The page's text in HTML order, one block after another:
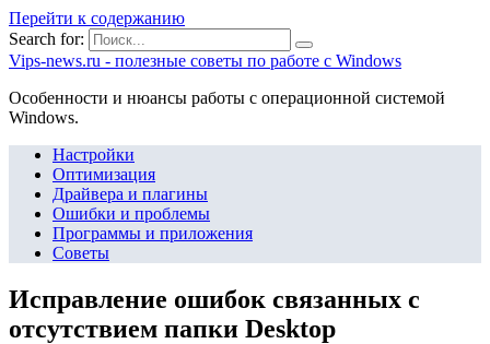
Перейти к содержанию
Search for:
Vips-news.ru - полезные советы по работе с Windows
Особенности и нюансы работы с операционной системой
Windows.
Настройки
Оптимизация
Драйвера и плагины
Ошибки и проблемы
Программы и приложения
Советы
Исправление ошибок связанных с
отсутствием папки Desktop